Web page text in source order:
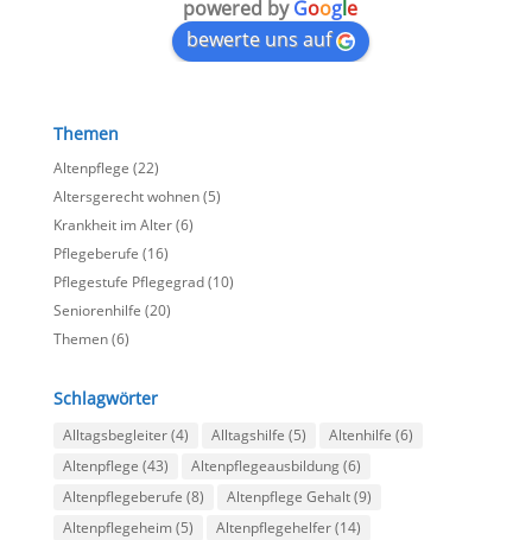
powered byGoogle
bewerte uns auf
Themen
Altenpflege (22)
Altersgerecht wohnen(5)
Krankheit im Alter(6)
Pflegeberufe (16)
Pflegestufe Pflegegrad(10)
Seniorenhilfe (20)
Themen(6)
Schlagwörter
Alltagsbegleiter(4) Alltagshilfe (5) Altenhilfe (6)
Altenpflege (43) Altenpflegeausbildung(6)
Altenpflegeberufe (8) Altenpflege Gehalt(9)
Altenpflegeheim(5) Altenpflegehelfer(14)